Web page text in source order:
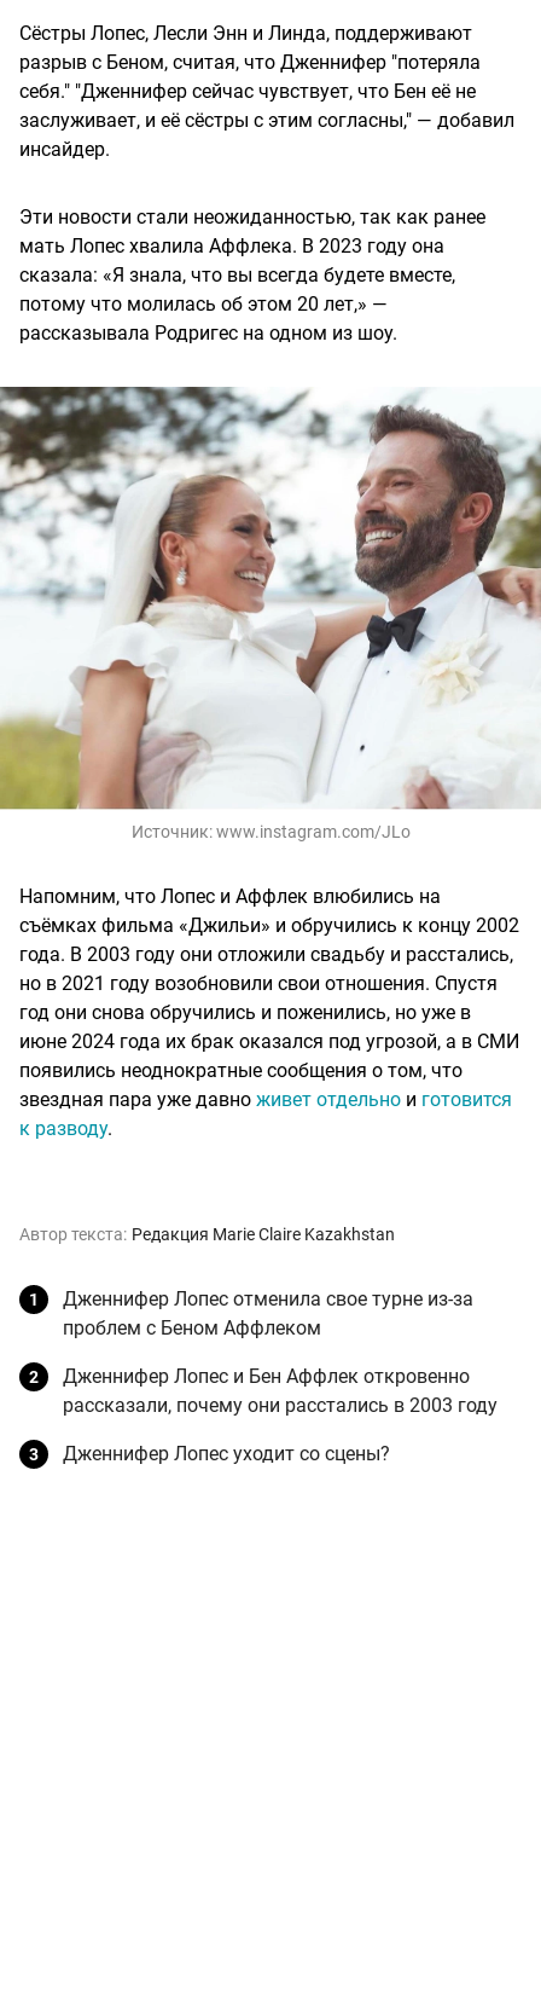
Сёстры Лопес, Лесли Энн и Линда, поддерживают
разрыв с Беном, считая, что Дженнифер "потеряла
себя." "Дженнифер сейчас чувствует, что Бен её не
заслуживает, и её сёстры с этим согласны," — добавил
инсайдер.
Эти новости стали неожиданностью, так как ранее
мать Лопес хвалила Аффлека. В 2023 году она
сказала: «Я знала, что вы всегда будете вместе,
потому что молилась об этом 20 лет,» —
рассказывала Родригес на одном из шоу.
Источник:www.instagram.com/JLo
Напомним, что Лопес и Аффлек влюбились на
съёмках фильма «Джильи» и обручились к концу 2002
года. В 2003 году они отложили свадьбу и расстались,
но в 2021 году возобновили свои отношения. Спустя
год они снова обручились и поженились, но уже в
июне 2024 года их брак оказался под угрозой, а в СМИ
появились неоднократные сообщения о том, что
звездная пара уже давно живет отдельно и готовится
к разводу.
Автор текста: Редакция Marie Claire Kazakhstan
Дженнифер Лопес отменила свое турне из-за
проблем с Беном Аффлеком
Дженнифер Лопес и Бен Аффлек откровенно
рассказали, почему они расстались в 2003 году
Дженнифер Лопес уходит со сцены?